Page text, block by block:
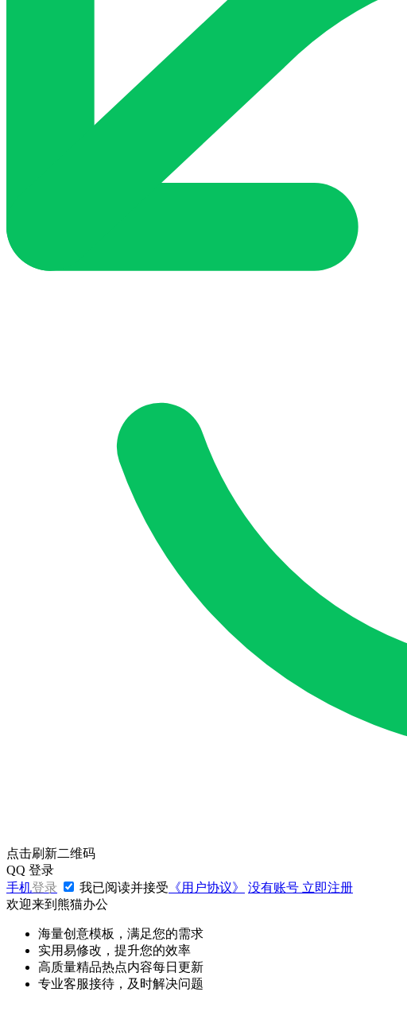
点击刷新二维码
QQ 登录
手机登录 我已阅读并接受 《用户协议》 没有账号 立即注册
欢迎来到熊猫办公
海量创意模板，满足您的需求
实用易修改，提升您的效率
高质量精品热点内容每日更新
专业客服接待，及时解决问题